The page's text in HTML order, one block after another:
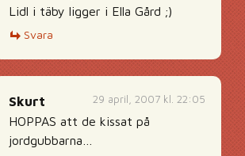
Lidl i täby ligger i Ella Gård ;)
Svara
29 april, 2007 kl. 22:05
Skurt
HOPPAS att de kissat på
jordgubbarna…